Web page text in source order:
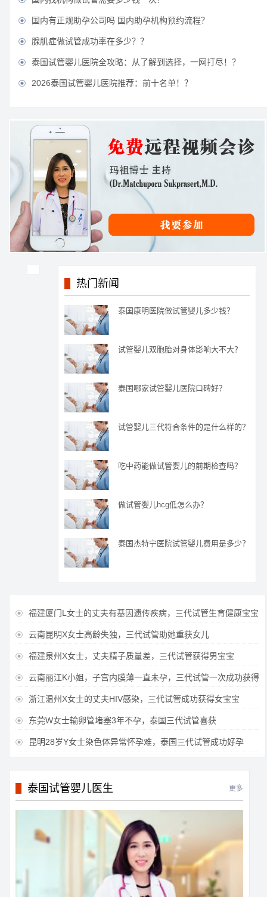
 国内有正规助孕公司吗 国内助孕机构预约流程？
 腺肌症做试管成功率在多少？？
 泰国试管婴儿医院全攻略：从了解到选择，一网打尽！？
 2026泰国试管婴儿医院推荐：前十名单！？
热门新闻
泰国康明医院做试管婴儿多少钱？
试管婴儿双胞胎对身体影响大不大？
泰国哪家试管婴儿医院口碑好？
试管婴儿三代符合条件的是什么样的？
吃中药能做试管婴儿的前期检查吗？
做试管婴儿hcg低怎么办？
泰国杰特宁医院试管婴儿费用是多少？
 福建厦门L女士的丈夫有基因遗传疾病，三代试管生育健康宝宝
 云南昆明X女士高龄失独，三代试管助她重获女儿
 福建泉州X女士，丈夫精子质量差，三代试管获得男宝宝
 云南丽江K小姐，子宫内膜薄一直未孕，三代试管一次成功获得
 浙江温州X女士的丈夫HIV感染，三代试管成功获得女宝宝
 东莞W女士输卵管堵塞3年不孕，泰国三代试管喜获
 昆明28岁Y女士染色体异常怀孕难，泰国三代试管成功好孕
泰国试管婴儿医生 更多